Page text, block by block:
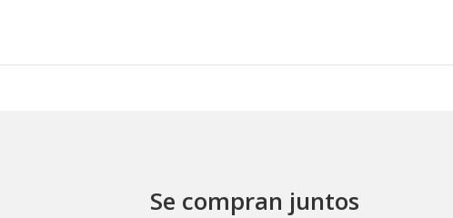
Se compran juntos